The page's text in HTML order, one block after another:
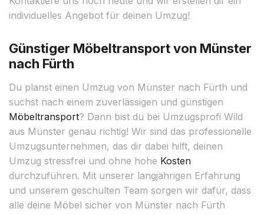
individuelles Angebot für deinen Umzug!
Günstiger Möbeltransport von Münster
nach Fürth
Du planst einen Umzug von Münster nach Fürth und
suchst nach einem zuverlässigen und günstigen
Möbeltransport? Dann bist du bei Umzugsprofi Wild
aus Münster genau richtig! Wir sind das professionelle
Umzugsunternehmen, das dir dabei hilft, deinen
Umzug stressfrei und ohne hohe Kosten
durchzuführen. Mit unserer langjährigen Erfahrung
und unserem geschulten Team sorgen wir dafür, dass
alle deine Möbel sicher von Münster nach Fürth